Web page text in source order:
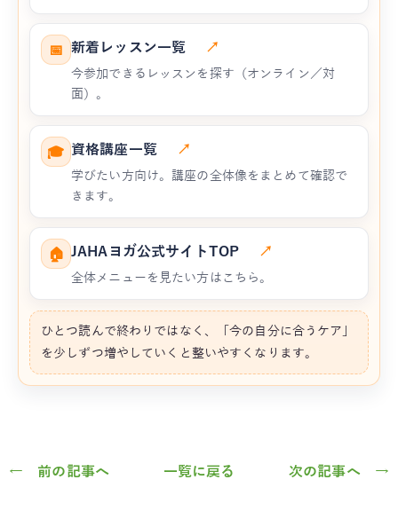
📅 新着レッスン一覧 ↗
今参加できるレッスンを探す（オンライン／対
面）。
🎓 資格講座一覧 ↗
学びたい方向け。講座の全体像をまとめて確認で
きます。
🏠 JAHAヨガ公式サイトTOP ↗
全体メニューを見たい方はこちら。
ひとつ読んで終わりではなく、「今の自分に合うケア」
を少しずつ増やしていくと整いやすくなります。
← 前の記事へ 一覧に戻る 次の記事へ →